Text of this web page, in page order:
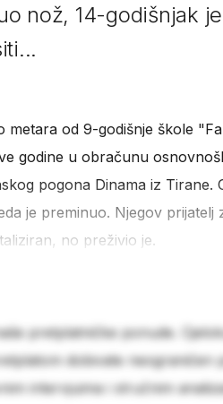
nož, 14-godišnjak
metara od 9-godišnje škole
godine u obračunu
pogona Dinama iz
je preminuo. Njegov prijatelj
no preživio je.
pretplatničke ponude.
dobivate neograničen
intervjuima i stručnim